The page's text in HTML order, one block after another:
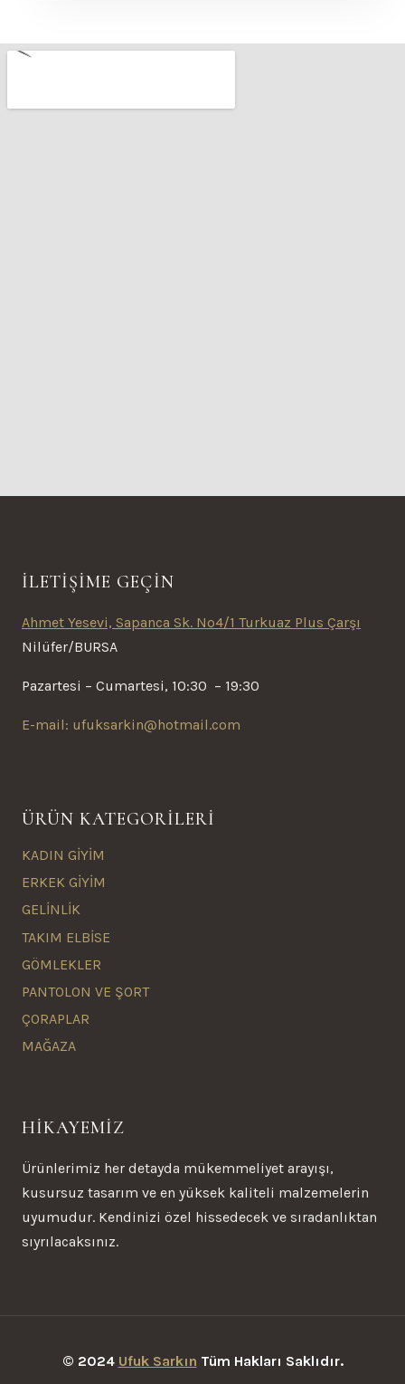
İLETİŞİME GEÇİN
Ahmet Yesevi, Sapanca Sk. No4/1 Turkuaz Plus Çarşı
Nilüfer/BURSA
Pazartesi – Cumartesi, 10:30 – 19:30
E-mail: ufuksarkin@hotmail.com
ÜRÜN KATEGORİLERİ
KADIN GİYİM
ERKEK GİYİM
GELİNLİK
TAKIM ELBİSE
GÖMLEKLER
PANTOLON VE ŞORT
ÇORAPLAR
MAĞAZA
HİKAYEMİZ
Ürünlerimiz her detayda mükemmeliyet arayışı,
kusursuz tasarım ve en yüksek kaliteli malzemelerin
uyumudur. Kendinizi özel hissedecek ve sıradanlıktan
sıyrılacaksınız.
© 2024 Ufuk Sarkın Tüm Hakları Saklıdır.